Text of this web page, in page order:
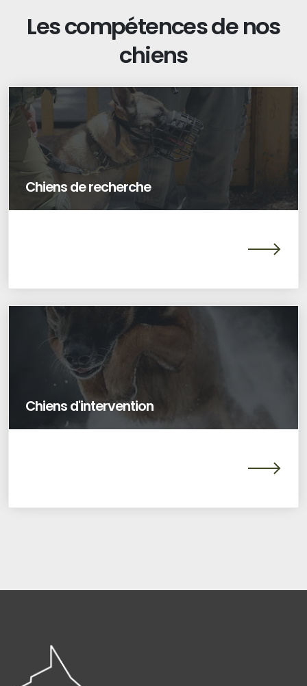
Les compétences de nos
chiens
Chiens de recherche
Chiens d'intervention